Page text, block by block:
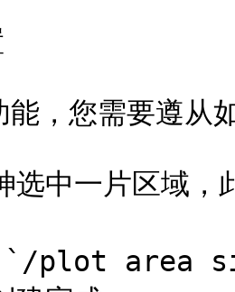
能，您需要遵从
中一片区域，
`/plot area